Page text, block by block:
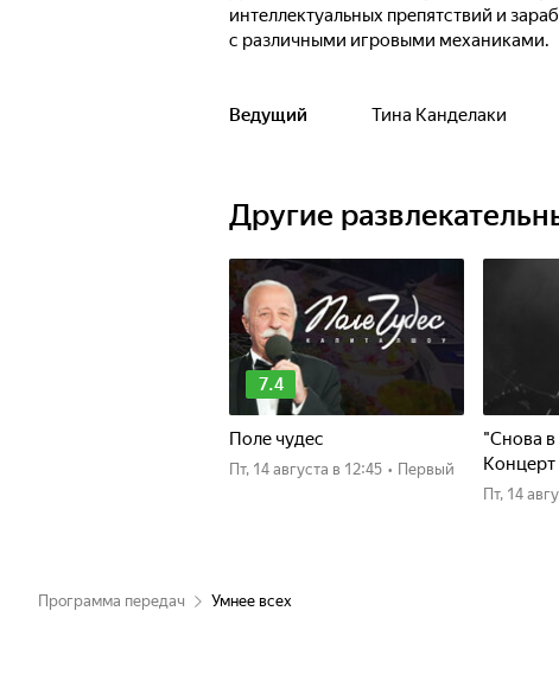
интеллектуальных препятствий и
с различными игровыми механиками.
Ведущий Тина Канделаки
Другие
7.4
Поле чудес
пт, 14 августа в 12:45 • Первый
"Снова
пт, 14
Программа передач Умнее всех